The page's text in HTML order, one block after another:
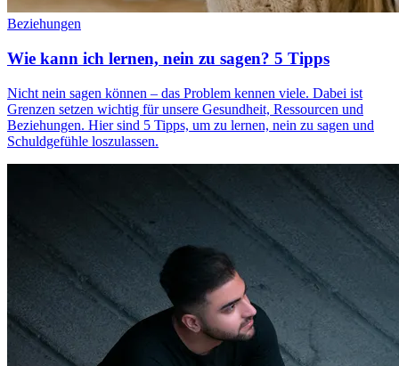
Beziehungen
Wie kann ich lernen, nein zu sagen? 5 Tipps
Nicht nein sagen können – das Problem kennen viele. Dabei ist
Grenzen setzen wichtig für unsere Gesundheit, Ressourcen und
Beziehungen. Hier sind 5 Tipps, um zu lernen, nein zu sagen und
Schuldgefühle loszulassen.